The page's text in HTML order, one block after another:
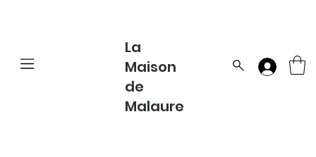
La
Maison
de
Malaure